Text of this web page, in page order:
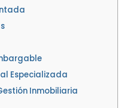
Especializada
Inmobiliaria